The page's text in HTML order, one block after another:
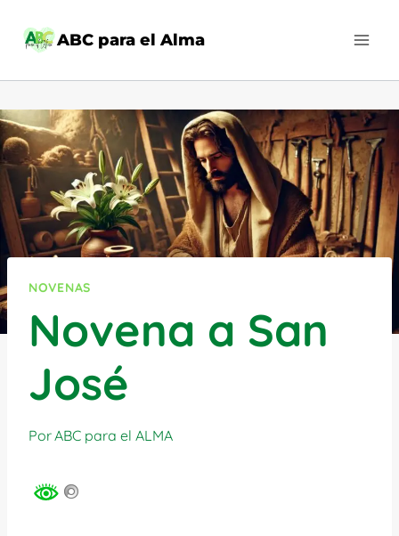
ABC para el Alma
NOVENAS
Novena a San
José
PorABC para el ALMA